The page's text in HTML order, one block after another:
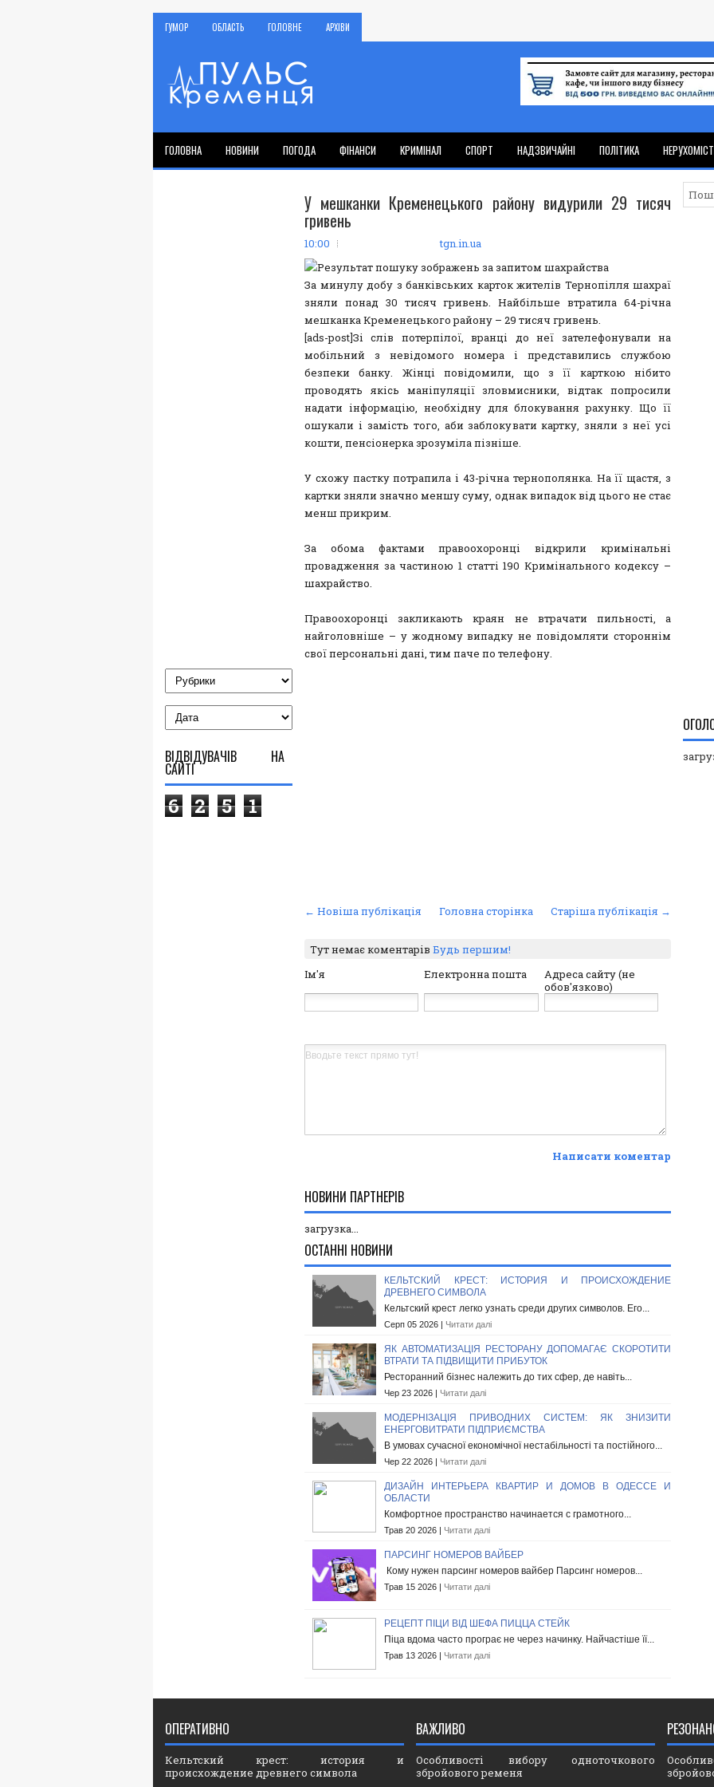
ГУМОР ОБЛАСТЬ ГОЛОВНЕ АРХІВИ
ГОЛОВНА НОВИНИ ПОГОДА ФІНАНСИ КРИМІНАЛ СПОРТ НАДЗВИЧАЙНІ ПОЛІТИКА
У мешканки Кременецького району видурили 29 тисяч
гривень
10:00 tgn.in.ua
За минулу добу з банківських карток жителів Тернопілля шахраї
зняли понад 30 тисяч гривень. Найбільше втратила 64-річна
мешканка Кременецького району – 29 тисяч гривень.
[ads-post]Зі слів потерпілої, вранці до неї зателефонували на
мобільний з невідомого номера і представились службою
безпеки банку. Жінці повідомили, що з її карткою нібито
проводять якісь маніпуляції зловмисники, відтак попросили
надати інформацію, необхідну для блокування рахунку. Що її
ошукали і замість того, аби заблокувати картку, зняли з неї усі
кошти, пенсіонерка зрозуміла пізніше.
У схожу пастку потрапила і 43-річна тернополянка. На її щастя, з
картки зняли значно меншу суму, однак випадок від цього не стає
менш прикрим.
За обома фактами правоохоронці відкрили кримінальні
провадження за частиною 1 статті 190 Кримінального кодексу –
шахрайство.
Правоохоронці закликають краян не втрачати пильності, а
найголовніше – у жодному випадку не повідомляти стороннім
свої персональні дані, тим паче по телефону.
← Новіша публікація Старіша публікація →
Головна сторінка
Тут немає коментарів Будь першим!
Ім'я
Електронна пошта
Адреса сайту (не
обов'язково)
Написати коментар
НОВИНИ ПАРТНЕРІВ
загрузка...
ОСТАННІ НОВИНИ
КЕЛЬТСКИЙ КРЕСТ: ИСТОРИЯ И ПРОИСХОЖДЕНИЕ
ДРЕВНЕГО СИМВОЛА
Кельтский крест легко узнать среди других символов. Его...
Серп 05 2026 | Читати далі
ЯК АВТОМАТИЗАЦІЯ РЕСТОРАНУ ДОПОМАГАЄ СКОРОТИТИ
ВТРАТИ ТА ПІДВИЩИТИ ПРИБУТОК
Ресторанний бізнес належить до тих сфер, де навіть...
Чер 23 2026 | Читати далі
МОДЕРНІЗАЦІЯ ПРИВОДНИХ СИСТЕМ: ЯК ЗНИЗИТИ
ЕНЕРГОВИТРАТИ ПІДПРИЄМСТВА
В умовах сучасної економічної нестабільності та постійного...
Чер 22 2026 | Читати далі
ДИЗАЙН ИНТЕРЬЕРА КВАРТИР И ДОМОВ В ОДЕССЕ И
ОБЛАСТИ
Комфортное пространство начинается с грамотного...
Трав 20 2026 | Читати далі
ПАРСИНГ НОМЕРОВ ВАЙБЕР
Кому нужен парсинг номеров вайбер Парсинг номеров...
Трав 15 2026 | Читати далі
РЕЦЕПТ ПІЦИ ВІД ШЕФА ПИЦЦА СТЕЙК
Піца вдома часто програє не через начинку. Найчастіше її...
Трав 13 2026 | Читати далі
ВІДВІДУВАЧІВ НА
САЙТІ
6 2 5 1
ОПЕРАТИВНО
Кельтский крест: история и
происхождение древнего символа
ВАЖЛИВО
Особливості вибору одноточкового
збройового ременя